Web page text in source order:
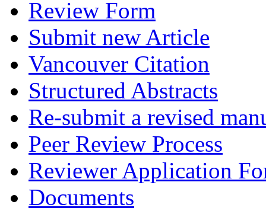
Review Form
Submit new Article
Vancouver Citation
Structured Abstracts
Re-submit a revised
Peer Review Process
Reviewer Application
Documents